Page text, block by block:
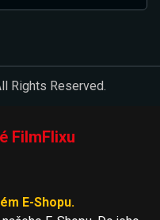
Rights Reserved.
FilmFlixu
E-Shopu.